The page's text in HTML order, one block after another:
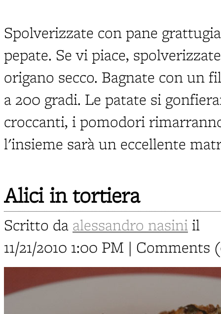
Spolverizzate con pane
pepate. Se vi piace,
origano secco. Bagnate con un
a 200 gradi. Le patate si
croccanti, i pomodori
l'insieme sarà un eccellente
Alici in tortiera
Scritto da alessandro nasini il
11/21/2010 1:00 PM | Comments